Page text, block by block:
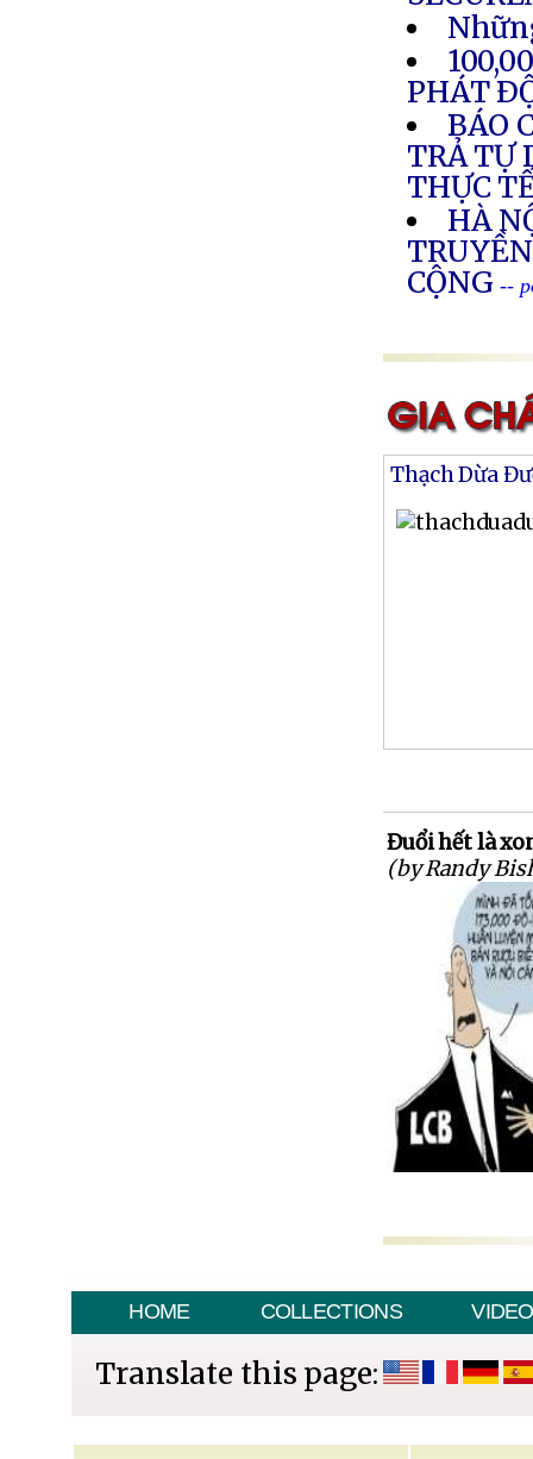
PHÁT
BÁO
TRẢ TỰ
THỰC
HÀ
CỘNG--
Thạch Dừa
Đuổi hết là
(by Randy
HOME COLLECTIONS VIDEO
Translate this page: